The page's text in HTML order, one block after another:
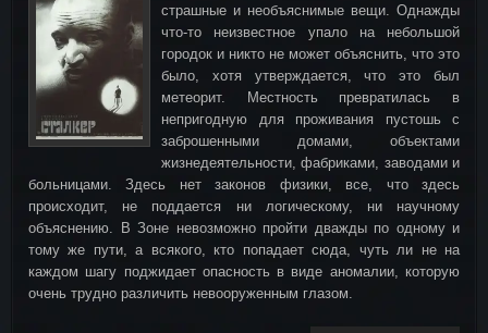
страшные и необъяснимые вещи. Однажды
что-то неизвестное упало на небольшой
городок и никто не может объяснить, что это
было, хотя утверждается, что это был
метеорит. Местность превратилась в
непригодную для проживания пустошь с
заброшенными домами, объектами
жизнедеятельности, фабриками, заводами и
больницами. Здесь нет законов физики, все, что здесь
происходит, не поддается ни логическому, ни научному
объяснению. В Зоне невозможно пройти дважды по одному и
тому же пути, а всякого, кто попадает сюда, чуть ли не на
каждом шагу поджидает опасность в виде аномалии, которую
очень трудно различить невооруженным глазом.